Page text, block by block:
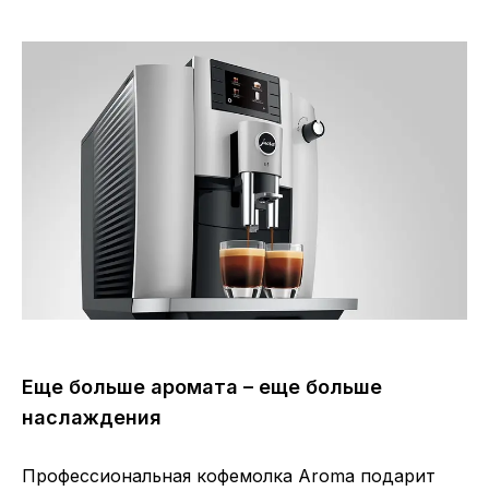
Еще больше аромата – еще больше
наслаждения
Профессиональная кофемолка Aroma подарит